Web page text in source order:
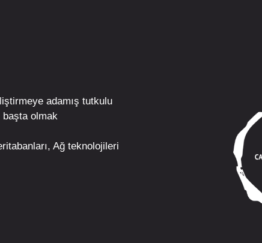
adamış tutkulu
başta olmak
Ağ teknolojileri